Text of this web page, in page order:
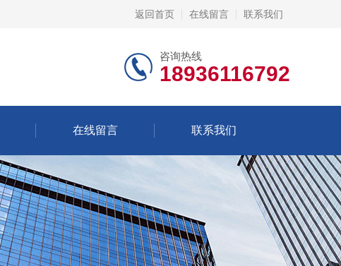
返回首页 在线留言 联系我们
咨询热线
18936116792
在线留言 联系我们